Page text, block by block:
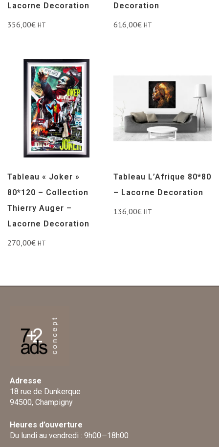
Lacorne Decoration
356,00€ HT
Decoration
616,00€ HT
Tableau « Joker »
80*120 – Collection
Thierry Auger –
Lacorne Decoration
270,00€ HT
Tableau L’Afrique 80*80
– Lacorne Decoration
136,00€ HT
Adresse
18 rue de Dunkerque
94500, Champigny
Heures d’ouverture
Du lundi au vendredi : 9h00—18h00